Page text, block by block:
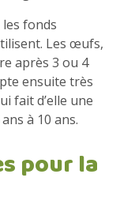
fonds
Les œufs,
après 3 ou 4
ensuite très
fait d’elle une
à 10 ans.
pour la